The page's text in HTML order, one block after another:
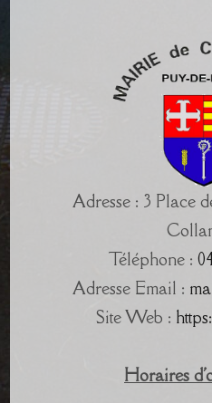
Adresse : 3 Place
Téléphone :
Adresse Email :
Site Web :
Horaires